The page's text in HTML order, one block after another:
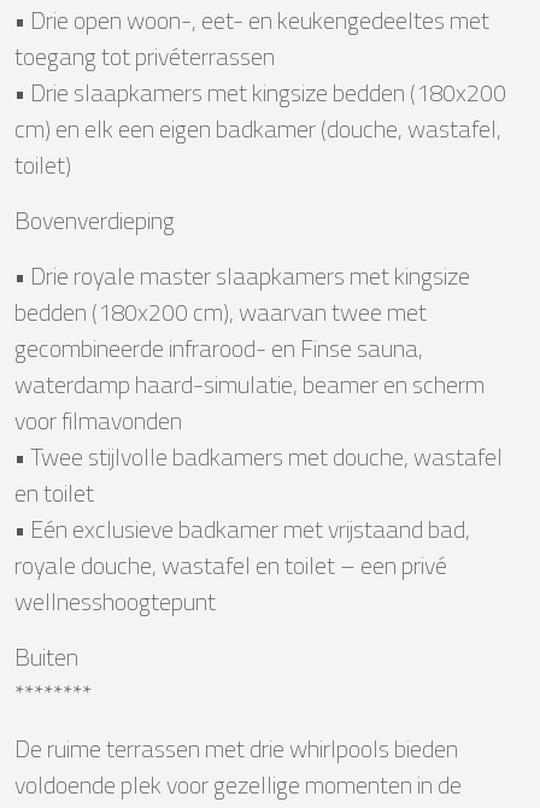
• Drie open woon-, eet- en keukengedeeltes met
toegang tot privéterrassen
• Drie slaapkamers met kingsize bedden (180x200
cm) en elk een eigen badkamer (douche, wastafel,
toilet)
Bovenverdieping
• Drie royale master slaapkamers met kingsize
bedden (180x200 cm), waarvan twee met
gecombineerde infrarood- en Finse sauna,
waterdamp haard-simulatie, beamer en scherm
voor filmavonden
• Twee stijlvolle badkamers met douche, wastafel
en toilet
• Eén exclusieve badkamer met vrijstaand bad,
royale douche, wastafel en toilet – een privé
wellnesshoogtepunt
Buiten
********
De ruime terrassen met drie whirlpools bieden
voldoende plek voor gezellige momenten in de